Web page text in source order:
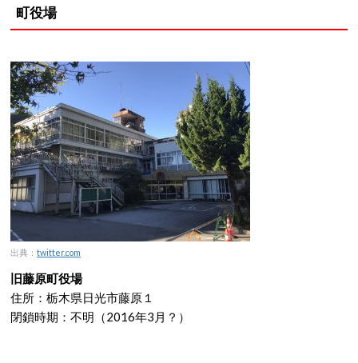
町役場
出典： twitter.com
旧藤原町役場
住所：栃木県日光市藤原１
閉鎖時期：不明（2016年3月？）